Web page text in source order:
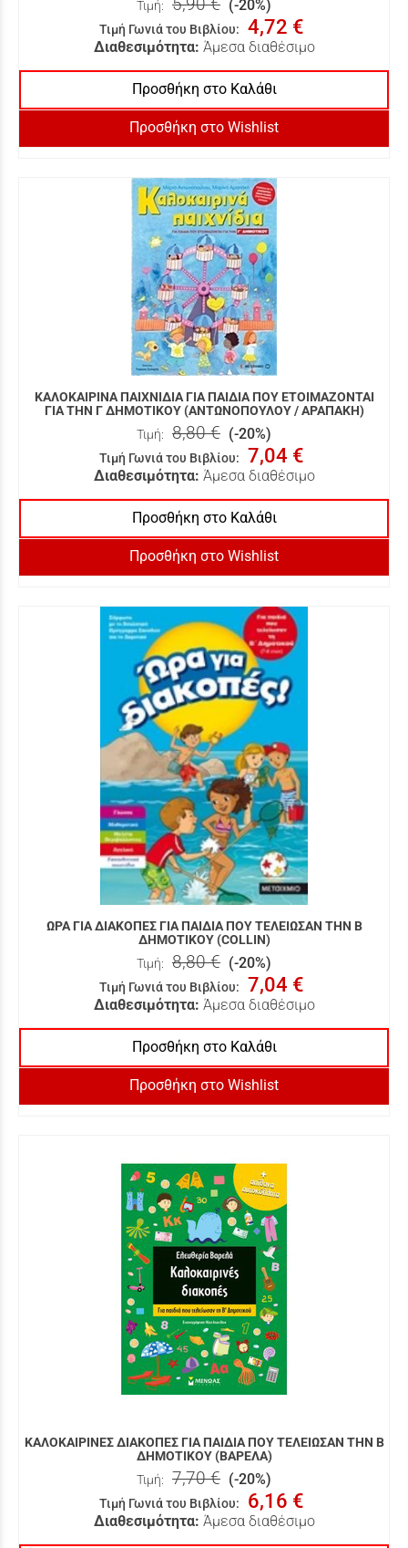
Τιμή: 5,90 € (-20%)
Τιμή Γωνιά του Βιβλίου: 4,72 €
Διαθεσιμότητα: Άμεσα διαθέσιμο
Προσθήκη στο Καλάθι
Προσθήκη στο Wishlist
ΚΑΛΟΚΑΙΡΙΝΑ ΠΑΙΧΝΙΔΙΑ ΓΙΑ ΠΑΙΔΙΑ ΠΟΥ ΕΤΟΙΜΑΖΟΝΤΑΙ
ΓΙΑ ΤΗΝ Γ ΔΗΜΟΤΙΚΟΥ (ΑΝΤΩΝΟΠΟΥΛΟΥ / ΑΡΑΠΑΚΗ)
Τιμή: 8,80 € (-20%)
Τιμή Γωνιά του Βιβλίου: 7,04 €
Διαθεσιμότητα: Άμεσα διαθέσιμο
Προσθήκη στο Καλάθι
Προσθήκη στο Wishlist
ΩΡΑ ΓΙΑ ΔΙΑΚΟΠΕΣ ΓΙΑ ΠΑΙΔΙΑ ΠΟΥ ΤΕΛΕΙΩΣΑΝ ΤHΝ Β
ΔΗΜΟΤΙΚΟΥ (COLLIN)
Τιμή: 8,80 € (-20%)
Τιμή Γωνιά του Βιβλίου: 7,04 €
Διαθεσιμότητα: Άμεσα διαθέσιμο
Προσθήκη στο Καλάθι
Προσθήκη στο Wishlist
ΚΑΛΟΚΑΙΡΙΝΕΣ ΔΙΑΚΟΠΕΣ ΓΙΑ ΠΑΙΔΙΑ ΠΟΥ ΤΕΛΕΙΩΣΑΝ ΤΗΝ Β
ΔΗΜΟΤΙΚΟΥ (ΒΑΡΕΛΑ)
Τιμή: 7,70 € (-20%)
Τιμή Γωνιά του Βιβλίου: 6,16 €
Διαθεσιμότητα: Άμεσα διαθέσιμο